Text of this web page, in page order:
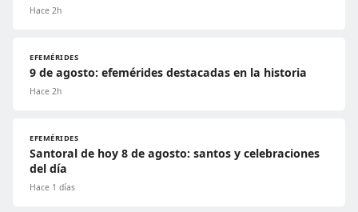
Hace 2h
EFEMÉRIDES
9 de agosto: efemérides destacadas en la historia
Hace 2h
EFEMÉRIDES
Santoral de hoy 8 de agosto: santos y celebraciones
del día
Hace 1 días